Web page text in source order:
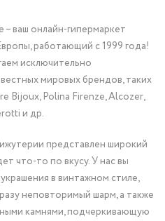
ваш онлайн-гипермаркет
работающий с 1999 года!
исключительно
мировых брендов, таких
Bijoux, Polina Firenze, Alcozer,
и др.
представлен широкий
что-то по вкусу. У нас вы
в винтажном стиле,
неповторимый шарм, а также
камнями, подчеркивающую